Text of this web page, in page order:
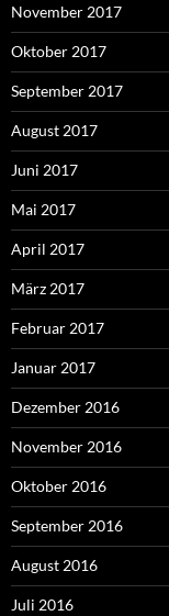
November 2017
Oktober 2017
September 2017
August 2017
Juni 2017
Mai 2017
April 2017
März 2017
Februar 2017
Januar 2017
Dezember 2016
November 2016
Oktober 2016
September 2016
August 2016
Juli 2016